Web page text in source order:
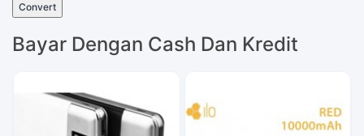
Convert
Bayar Dengan Cash Dan Kredit